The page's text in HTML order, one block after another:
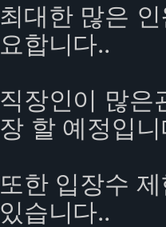
최대한 많은
요합니다..
직장인이 많은
장 할 예정입
또한 입장수
있습니다..